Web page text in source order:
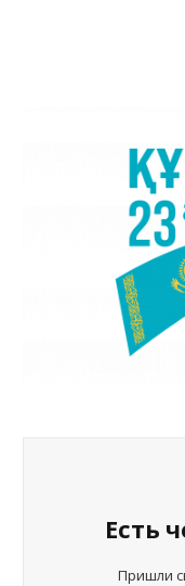
Есть
Пришли